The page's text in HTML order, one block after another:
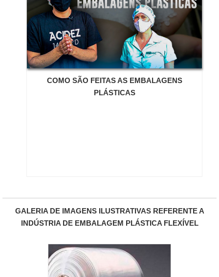
conhecimento de processos de embalagem a
preocupações de ordem ecológica. O objetivo da Eco-
fill é auxiliar nossos clientes a encontrar soluções de
embalagens que sejam funcionais.Suporte para quem
precisar de Cabideiro com bico dosadorSe existe a
necessidade de Cabideiro com bico dosador o
recomendado é entrar em contato com a Eco-fill e
isso pode ser feito usando o número de seu telefone
ou então o seu endereço eletrônico. Após isso, você
pode aproveitar para solicitar um orçamento de
COMO SÃO FEITAS AS EMBALAGENS
PLÁSTICAS
GALERIA DE IMAGENS ILUSTRATIVAS REFERENTE A
INDÚSTRIA DE EMBALAGEM PLÁSTICA FLEXÍVEL